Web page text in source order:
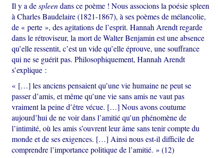
Il y a despleendans ce poème ! Nous associons la poésie spleen
à Charles Baudelaire (1821-1867), à ses poèmes de mélancolie,
de « perte », des agitations de l’esprit. Hannah Arendt regarde
dans le rétroviseur, la mort de Walter Benjamin est une absence
qu’elle ressentit, c’est un vide qu’elle éprouve, une souffrance
qui ne se guérit pas. Philosophiquement, Hannah Arendt
s’explique :
« […] les anciens pensaient qu’une vie humaine ne peut se
passer d’amis, et même qu’une vie sans amis ne vaut pas
vraiment la peine d’être vécue. […] Nous avons coutume
aujourd’hui de ne voir dans l’amitié qu’un phénomène de
l’intimité, où les amis s’ouvrent leur âme sans tenir compte du
monde et de ses exigences. […] Ainsi nous est-il difficile de
comprendre l’importance politique de l’amitié. » (12)